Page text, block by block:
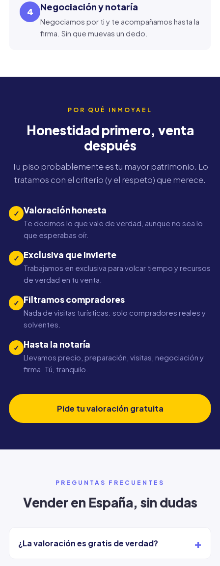
4 Negociación y notaría
Negociamos por ti y te acompañamos hasta la
firma. Sin que muevas un dedo.
POR QUÉ INMOYAEL
Honestidad primero, venta
después
Tu piso probablemente es tu mayor patrimonio. Lo
tratamos con el criterio (y el respeto) que merece.
✓ Valoración honesta
Te decimos lo que vale de verdad, aunque no sea lo
que esperabas oír.
✓ Exclusiva que invierte
Trabajamos en exclusiva para volcar tiempo y recursos
de verdad en tu venta.
✓ Filtramos compradores
Nada de visitas turísticas: solo compradores reales y
solventes.
✓ Hasta la notaría
Llevamos precio, preparación, visitas, negociación y
firma. Tú, tranquilo.
Pide tu valoración gratuita
PREGUNTAS FRECUENTES
Vender en España, sin dudas
¿La valoración es gratis de verdad? +